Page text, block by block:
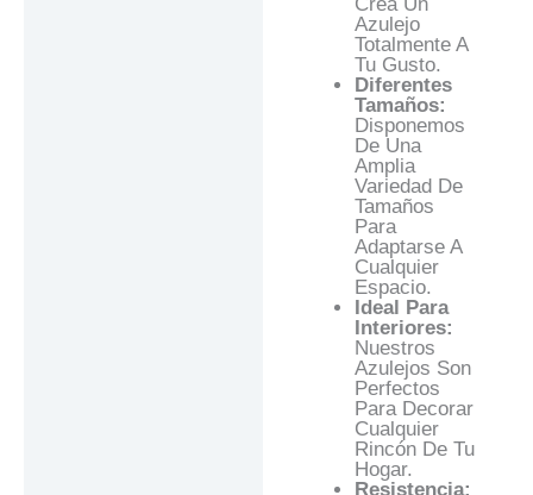
Crea Un
Azulejo
Totalmente A
Tu Gusto.
Diferentes
Tamaños:
Disponemos
De Una
Amplia
Variedad De
Tamaños
Para
Adaptarse A
Cualquier
Espacio.
Ideal Para
Interiores:
Nuestros
Azulejos Son
Perfectos
Para Decorar
Cualquier
Rincón De Tu
Hogar.
Resistencia: